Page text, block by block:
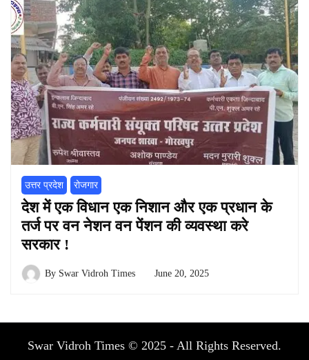
उत्तर प्रदेश रोजगार
देश में एक विधान एक निशान और एक प्रधान के
तर्ज पर वन नेशन वन पेंशन की व्यवस्था करे
सरकार !
By Swar Vidroh Times June 20, 2025
Swar Vidroh Times © 2025 - All Rights Reserved.